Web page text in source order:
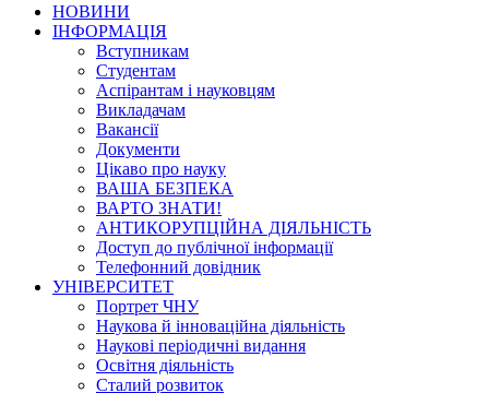
НОВИНИ
ІНФОРМАЦІЯ
Вступникам
Студентам
Аспірантам і науковцям
Викладачам
Вакансії
Документи
Цікаво про науку
ВАША БЕЗПЕКА
ВАРТО ЗНАТИ!
АНТИКОРУПЦІЙНА ДІЯЛЬНІСТЬ
Доступ до публічної інформації
Телефонний довідник
УНІВЕРСИТЕТ
Портрет ЧНУ
Наукова й інноваційна діяльність
Наукові періодичні видання
Освітня діяльність
Сталий розвиток